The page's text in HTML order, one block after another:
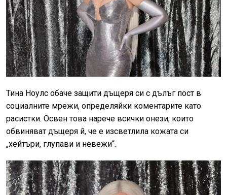
Тина Ноулс обаче защити дъщеря си с дълъг пост в
социалните мрежи, определяйки коментарите като
расистки. Освен това нарече всички онези, които
обвиняват дъщеря й, че е изсветлила кожата си
„хейтъри, глупави и невежи“.